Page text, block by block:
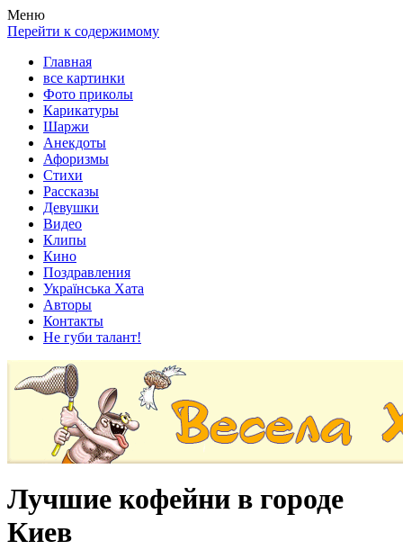
Весела хата — прикольные картинки, смешные истории,
клипы!
Покажем всем ваши фото приколы, карикатуры, шаржи, стихи,
рассказы, видео и песни!
Меню
Перейти к содержимому
Главная
все картинки
Фото приколы
Карикатуры
Шаржи
Анекдоты
Афоризмы
Стихи
Рассказы
Девушки
Видео
Клипы
Кино
Поздравления
Українська Хата
Авторы
Контакты
Не губи талант!
Лучшие кофейни в городе
Киев